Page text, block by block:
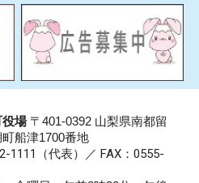
場〒401-0392 山梨県南都留
船津1700番地
1111 （代表）／ FAX：0555-